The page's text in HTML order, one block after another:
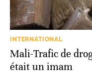
INTERNATIONAL
Mali-Trafic de
était un imam